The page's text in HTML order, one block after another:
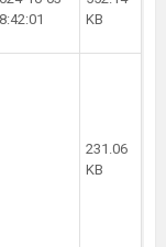
KB
231.06
KB